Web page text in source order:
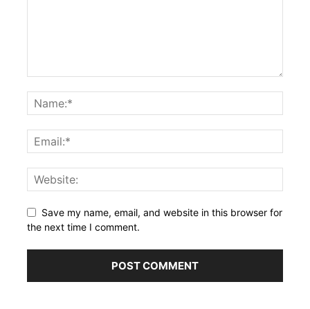
Save my name, email, and website in this browser for
the next time I comment.